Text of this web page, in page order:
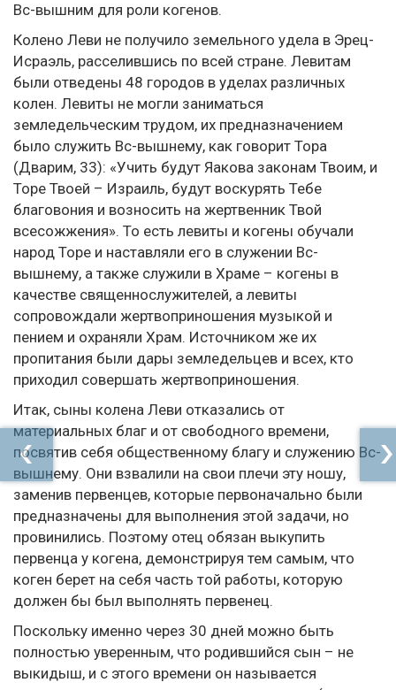
Вс-вышним для роли когенов.
Колено Леви не получило земельного удела в Эрец-
Исраэль, расселившись по всей стране. Левитам
были отведены 48 городов в уделах различных
колен. Левиты не могли заниматься
земледельческим трудом, их предназначением
было служить Вс-вышнему, как говорит Тора
(Дварим, 33): «Учить будут Яакова законам Твоим, и
Торе Твоей – Израиль, будут воскурять Тебе
благовония и возносить на жертвенник Твой
всесожжения». То есть левиты и когены обучали
народ Торе и наставляли его в служении Вс-
вышнему, а также служили в Храме – когены в
качестве священнослужителей, а левиты
сопровождали жертвоприношения музыкой и
пением и охраняли Храм. Источником же их
пропитания были дары земледельцев и всех, кто
приходил совершать жертвоприношения.
Итак, сыны колена Леви отказались от
материальных благ и от свободного времени,
посвятив себя общественному благу и служению Вс-
вышнему. Они взвалили на свои плечи эту ношу,
заменив первенцев, которые первоначально были
предназначены для выполнения этой задачи, но
провинились. Поэтому отец обязан выкупить
первенца у когена, демонстрируя тем самым, что
коген берет на себя часть той работы, которую
должен бы был выполнять первенец.
Поскольку именно через 30 дней можно быть
полностью уверенным, что родившийся сын – не
выкидыш, и с этого времени он называется